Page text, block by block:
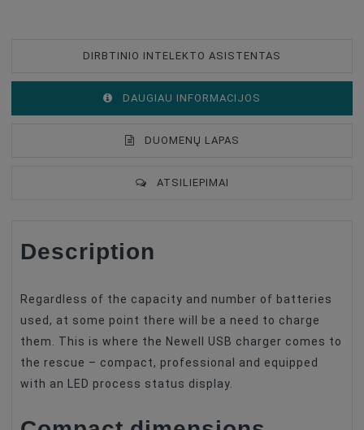
DIRBTINIO INTELEKTO ASISTENTAS
DAUGIAU INFORMACIJOS
DUOMENŲ LAPAS
ATSILIEPIMAI
Battery Type
Description
Regardless of the capacity and number of batteries
used, at some point there will be a need to charge
them. This is where the Newell USB charger comes to
the rescue – compact, professional and equipped
with an LED process status display.